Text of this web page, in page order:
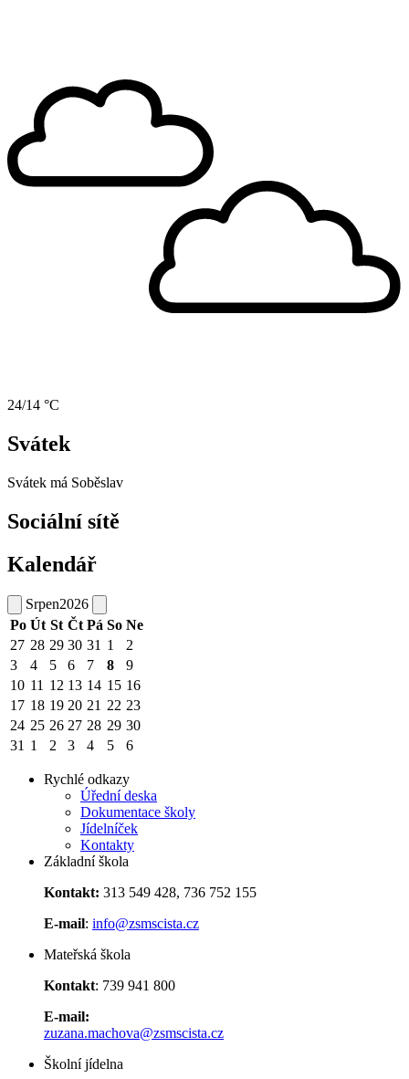
24/14 °C
Svátek
Svátek má Soběslav
Sociální sítě
Kalendář
Srpen2026
Po Út St Čt Pá So Ne
27 28 29 30 31 1
2
3
4 5 6 7 8
9
10 11 12 13 14 15 16
17 18 19 20 21 22 23
24 25 26 27 28 29 30
31 1 2 3 4 5 6
Rychlé odkazy
Úřední deska
Dokumentace školy
Jídelníček
Kontakty
Základní škola
Kontakt: 313 549 428, 736 752 155
E-mail: info@zsmscista.cz
Mateřská škola
Kontakt: 739 941 800
E-mail:
zuzana.machova@zsmscista.cz
Školní jídelna